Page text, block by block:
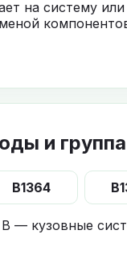
на систему
и группа
B1364
— кузовные